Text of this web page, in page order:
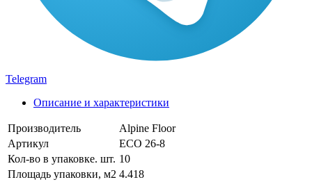
Telegram
Описание и характеристики
Производитель
Alpine Floor
Артикул
ECO 26-8
Кол-во в упаковке. шт. 10
Площадь упаковки, м2 4.418